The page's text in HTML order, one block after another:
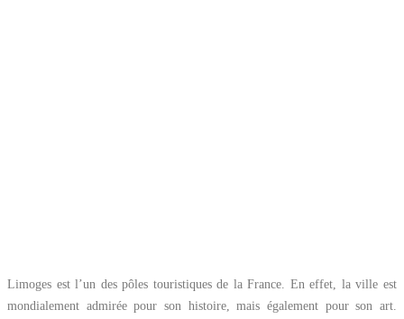
Limoges est l’un des pôles touristiques de la France. En effet, la ville est
mondialement admirée pour son histoire, mais également pour son art.